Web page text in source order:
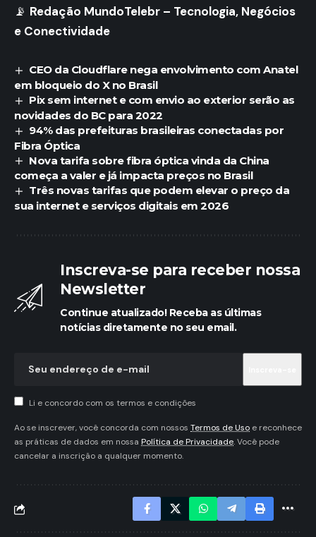
📡 Redação MundoTelebr – Tecnologia, Negócios
e Conectividade
CEO da Cloudflare nega envolvimento com Anatel
em bloqueio do X no Brasil
Pix sem internet e com envio ao exterior serão as
novidades do BC para 2022
94% das prefeituras brasileiras conectadas por
Fibra Óptica
Nova tarifa sobre fibra óptica vinda da China
começa a valer e já impacta preços no Brasil
Três novas tarifas que podem elevar o preço da
sua internet e serviços digitais em 2026
Inscreva-se para receber nossa
Newsletter
Continue atualizado! Receba as últimas
notícias diretamente no seu email.
Li e concordo com os termos e condições
Ao se inscrever, você concorda com nossos Termos de Uso e reconhece
as práticas de dados em nossa Política de Privacidade. Você pode
cancelar a inscrição a qualquer momento.